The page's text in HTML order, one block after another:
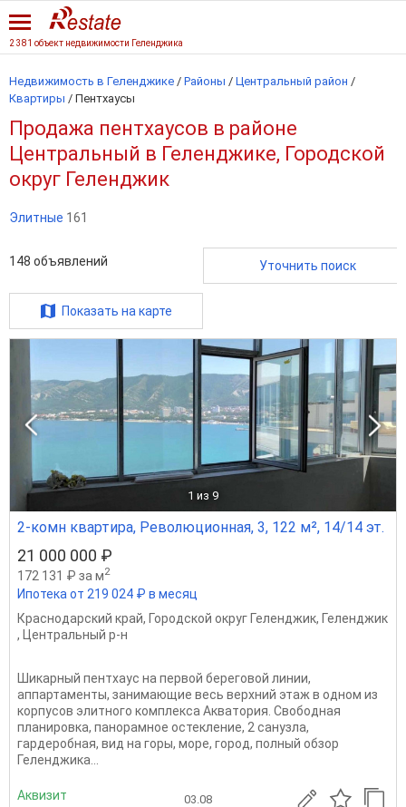
2 381 объект недвижимости Геленджика
Недвижимость в Геленджике / Районы / Центральный район /
Квартиры / Пентхаусы
Продажа пентхаусов в районе
Центральный в Геленджике, Городской
округ Геленджик
Элитные 161
148 объявлений Уточнить поиск
Показать на карте
1 из 9
2-комн квартира, Революционная, 3, 122 м², 14/14 эт.
21 000 000 ₽
172 131 ₽ за м2
Ипотека от 219 024 ₽ в месяц
Краснодарский край, Городской округ Геленджик, Геленджик
,
Центральный р-н
Шикарный пентхаус на первой береговой линии,
аппартаменты, занимающие весь верхний этаж в одном из
корпусов элитного комплекса Акватория. Свободная
планировка, панорамное остекление, 2 санузла,
гардеробная, вид на горы, море, город, полный обзор
Геленджика...
Аквизит 03.08